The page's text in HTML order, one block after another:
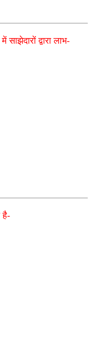
द्वारा लाभ-
है-